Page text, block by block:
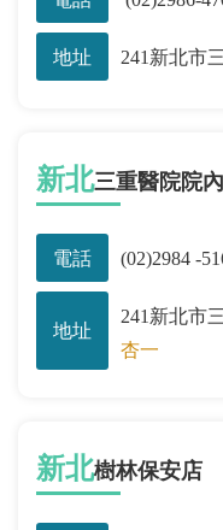
地址 241新北市
新北三重醫院院
電話 (02)2984 -
地址
241新北市
杏一
新北樹林保安店